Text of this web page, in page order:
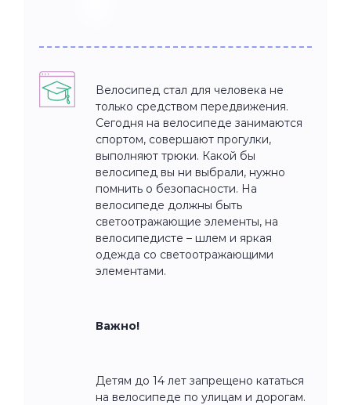
Велосипед стал для человека не
только средством передвижения.
Сегодня на велосипеде занимаются
спортом, совершают прогулки,
выполняют трюки. Какой бы
велосипед вы ни выбрали, нужно
помнить о безопасности. На
велосипеде должны быть
светоотражающие элементы, на
велосипедисте – шлем и яркая
одежда со светоотражающими
элементами.
Важно!
Детям до 14 лет запрещено кататься
на велосипеде по улицам и дорогам.